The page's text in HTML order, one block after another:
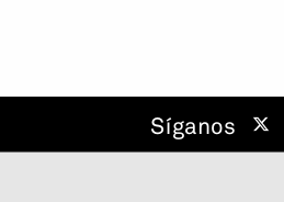
Síganos